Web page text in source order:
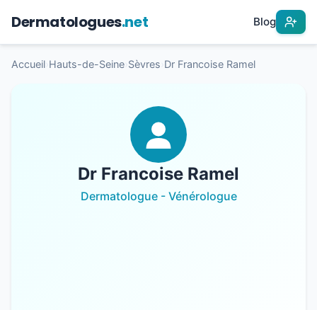
Dermatologues.net Blog
Accueil Hauts-de-Seine Sèvres Dr Francoise Ramel
Dr Francoise Ramel
Dermatologue - Vénérologue